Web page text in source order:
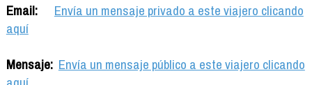
Email:
Envía un mensaje privado a este viajero clicando
aquí
Mensaje: Envía un mensaje público a este viajero clicando